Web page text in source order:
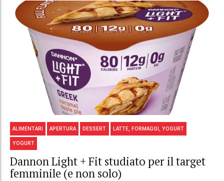
ALIMENTARI APERTURA DESSERT LATTE, FORMAGGI, YOGURT
YOGURT
Dannon Light + Fit studiato per il target
femminile (e non solo)